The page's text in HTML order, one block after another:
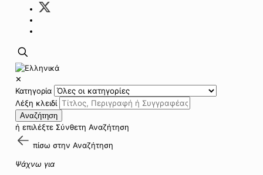
✕
Κατηγορία
Λέξη κλειδί
Αναζήτηση
ή επιλέξτε Σύνθετη Αναζήτηση
πίσω στην Αναζήτηση
Ψάχνω για